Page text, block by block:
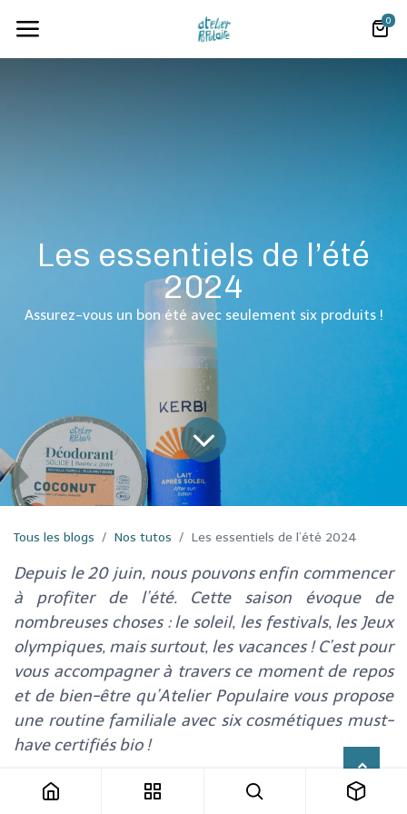
0
Les essentiels de l’été
2024
Assurez-vous un bon été avec seulement six produits !
Tous les blogs Nos tutos Les essentiels de l’été 2024
Depuis le 20 juin, nous pouvons enfin commencer
à profiter de l’été. Cette saison évoque de
nombreuses choses : le soleil, les festivals, les Jeux
olympiques, mais surtout, les vacances ! C’est pour
vous accompagner à travers ce moment de repos
et de bien-être qu’Atelier Populaire vous propose
une routine familiale avec six cosmétiques must-
have certifiés bio !
🌞 Découvrez notre sélection Summer